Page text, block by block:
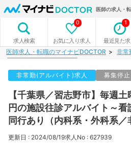
医師の求人・
求人検索 お気に入り求人
0
最近見た求
1
医師求人・転職のマイナビDOCTOR 非常
非常勤(アルバイト)求人 募集停止
【千葉県／習志野市】毎週
円の施設往診アルバイト～
同行あり（内科系・外科系／
更新日 : 2024/08/19求人No : 627939